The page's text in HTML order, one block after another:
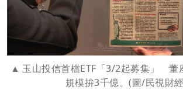
玉山投信首檔ETF「3/2起募集」 董
規模拚3千億。(圖/民視財